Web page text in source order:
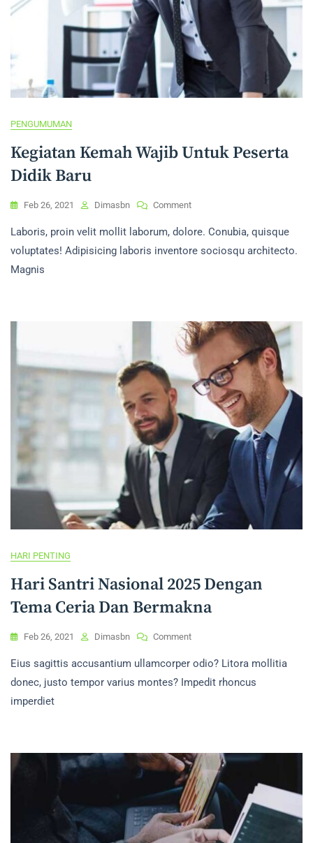
PENGUMUMAN
Kegiatan Kemah Wajib Untuk Peserta
Didik Baru
Feb 26, 2021 Dimasbn CommentOn
Kemah
Laboris, proin velit mollit laborum, dolore. Conubia, quisque
voluptates! Adipisicing laboris inventore sociosqu architecto.
Magnis
HARI PENTING
Hari Santri Nasional 2025 Dengan
Tema Ceria Dan Bermakna
Feb 26, 2021 Dimasbn CommentOn
Santri
Nasional
2025
Bermakna
Eius sagittis accusantium ullamcorper odio? Litora mollitia
donec, justo tempor varius montes? Impedit rhoncus
imperdiet